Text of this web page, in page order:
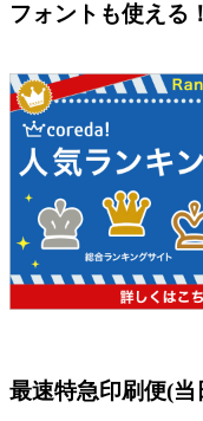
フォントも使える！
最速特急印刷便(当